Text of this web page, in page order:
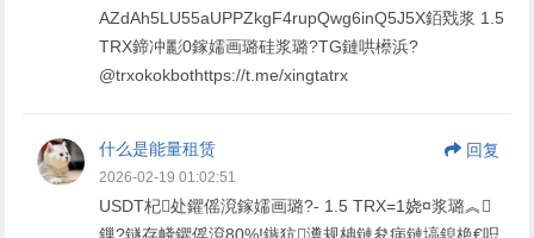
AZdAh5LU55aUPPZkgF4rupQwg6inQ5J5X銆戣浆 1.5
TRX鍗冲彲0鎵嬬画璐硅浆璐?TG鏈哄櫒浜?
@trxokokbothttps://t.me/xingtatrx
什么是能量租赁 回复
2026-02-19 01:02:51
USDT杞处鑺傜渷鎵嬬画璐?- 1.5 TRX=1娆¤浆璐︽
鏁?鐩存帴鑺傜渷80%!鏃犺瀵规柟鏈夋病鏈塙鎴栬€呮